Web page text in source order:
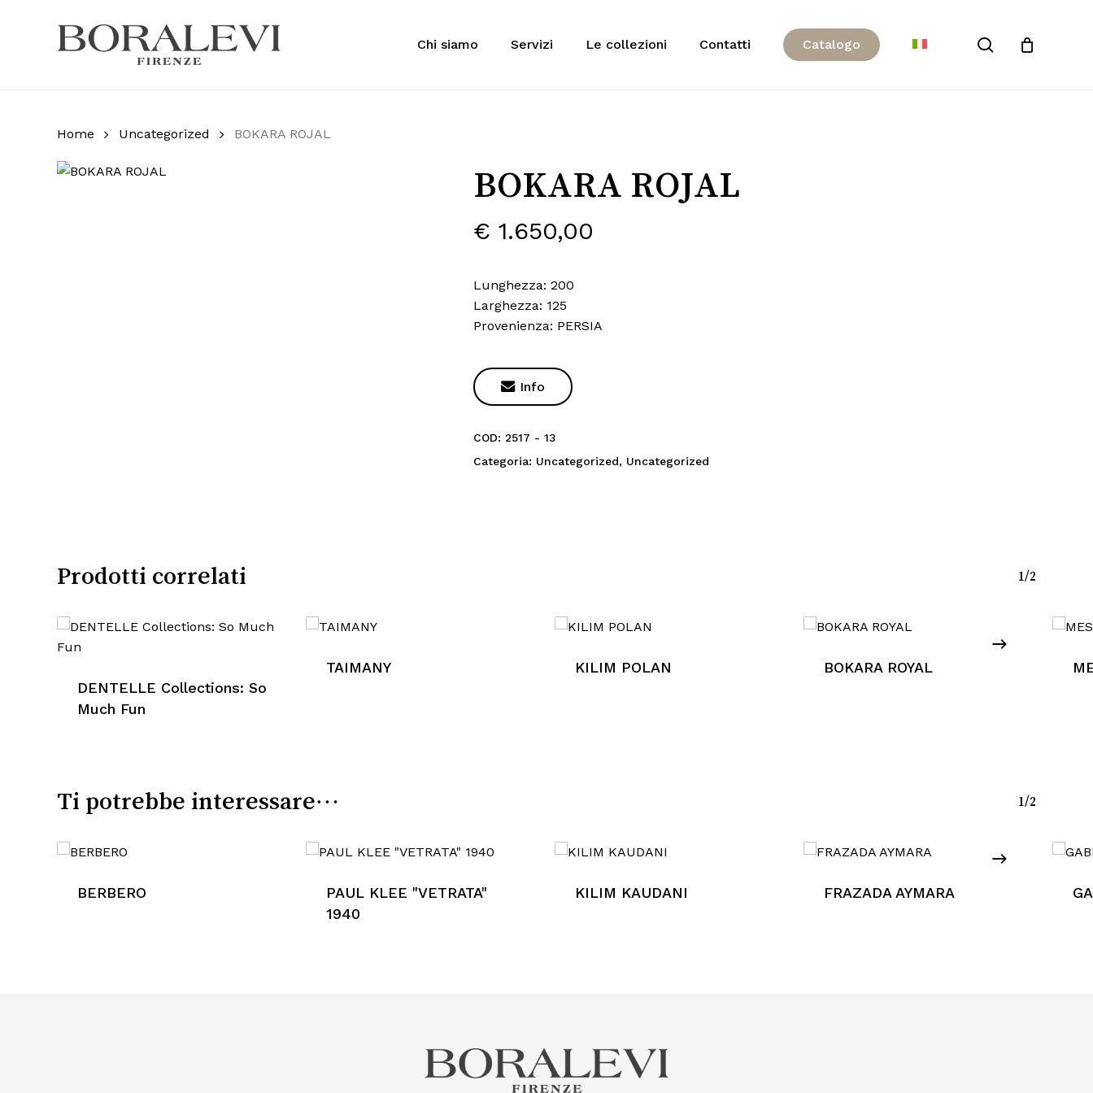
Chi siamo Servizi Le collezioni Contatti Catalogo search
Cart
Nessun prodotto nel carrello.
Home Uncategorized BOKARA ROJAL
BOKARA ROJAL
€ 1.650,00
Lunghezza: 200
Larghezza: 125
Provenienza: PERSIA
Info
COD: 2517 - 13
Categoria: Uncategorized, Uncategorized
Prodotti correlati 1/2
DENTELLE Collections: So
Much Fun
TAIMANY KILIM POLAN BOKARA ROYAL
Ti potrebbe interessare… 1/2
BERBERO
PAUL KLEE "VETRATA"
1940
KILIM KAUDANI FRAZADA AYMARA